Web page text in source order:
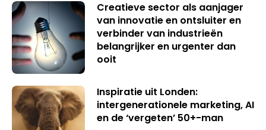
Creatieve sector als aanjager
van innovatie en ontsluiter en
verbinder van industrieën
belangrijker en urgenter dan
ooit
Inspiratie uit Londen:
intergenerationele marketing, AI
en de ‘vergeten’ 50+-man